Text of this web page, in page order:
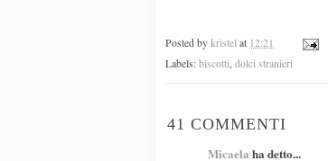
Posted by kristel at 12:21
Labels: biscotti dolci stranieri
41 COMMENTI
Micaela ha detto...